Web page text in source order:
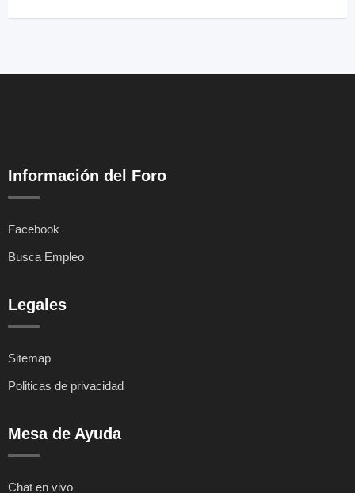
Información del Foro
Facebook
Busca Empleo
Legales
Sitemap
Politicas de privacidad
Mesa de Ayuda
Chat en vivo